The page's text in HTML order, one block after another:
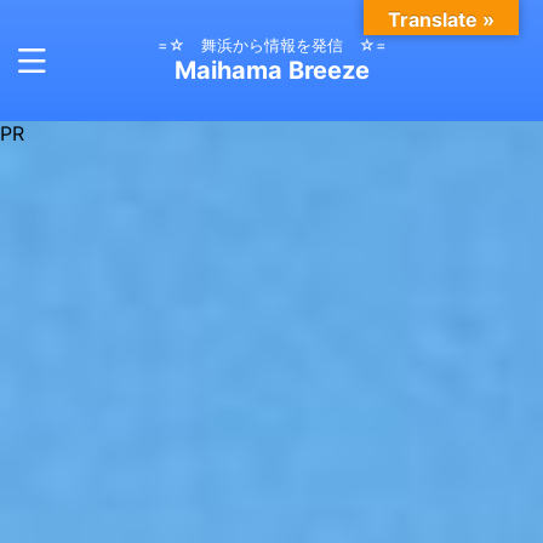
=☆ 舞浜から情報を発信 ☆=
Maihama Breeze
PR
Translate »